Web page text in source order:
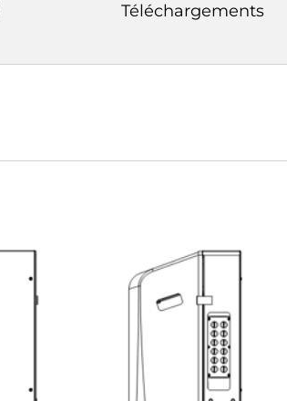
Téléchargements